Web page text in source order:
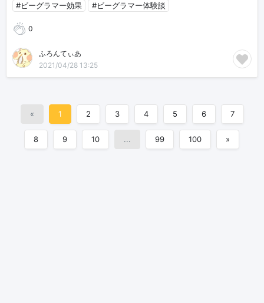
#ビーグラマー効果
#ビーグラマー体験談
0
ふろんてぃあ
2021/04/28 13:25
« 1 2 3 4 5 6 7
8 9 10 ... 99 100 »